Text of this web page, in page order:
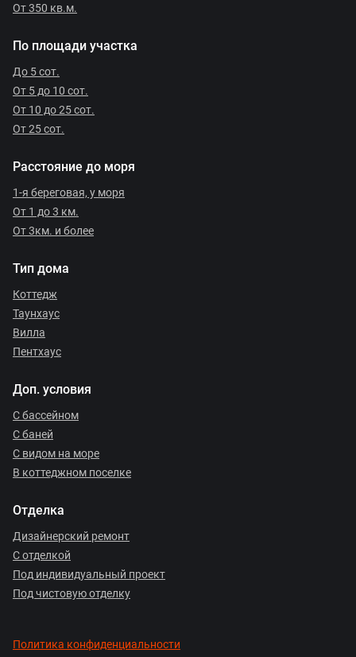
От 350 кв.м.
По площади участка
До 5 сот.
От 5 до 10 сот.
От 10 до 25 сот.
От 25 сот.
Расстояние до моря
1-я береговая, у моря
От 1 до 3 км.
От 3км. и более
Тип дома
Коттедж
Таунхаус
Вилла
Пентхаус
Доп. условия
С бассейном
С баней
С видом на море
В коттеджном поселке
Отделка
Дизайнерский ремонт
С отделкой
Под индивидуальный проект
Под чистовую отделку
Политика конфиденциальности